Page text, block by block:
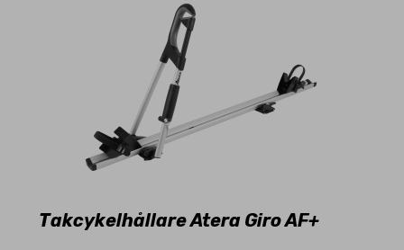
Takcykelhållare Atera Giro AF+